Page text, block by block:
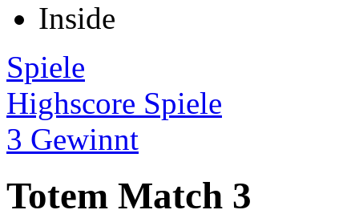
Inside
Spiele
Highscore Spiele
3 Gewinnt
Totem Match 3